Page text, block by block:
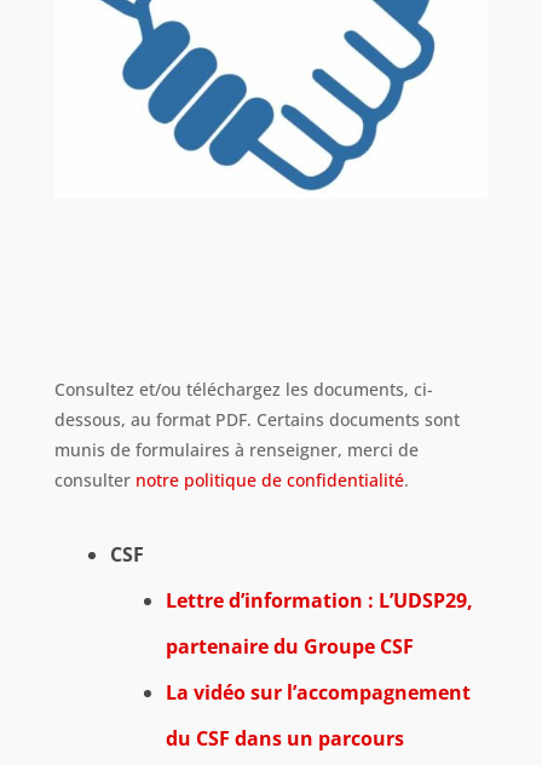
Consultez et/ou téléchargez les documents, ci-
dessous, au format PDF. Certains documents sont
munis de formulaires à renseigner, merci de
consulter notre politique de confidentialité.
CSF
Lettre d’information : L’UDSP29,
partenaire du Groupe CSF
La vidéo sur l’accompagnement
du CSF dans un parcours